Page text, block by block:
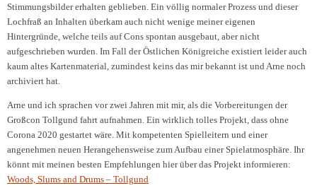
Stimmungsbilder erhalten geblieben. Ein völlig normaler Prozess und dieser
Lochfraß an Inhalten überkam auch nicht wenige meiner eigenen
Hintergründe, welche teils auf Cons spontan ausgebaut, aber nicht
aufgeschrieben wurden. Im Fall der Östlichen Königreiche existiert leider auch
kaum altes Kartenmaterial, zumindest keins das mir bekannt ist und Arne noch
archiviert hat.
Arne und ich sprachen vor zwei Jahren mit mir, als die Vorbereitungen der
Großcon Tollgund fahrt aufnahmen. Ein wirklich tolles Projekt, dass ohne
Corona 2020 gestartet wäre. Mit kompetenten Spielleitern und einer
angenehmen neuen Herangehensweise zum Aufbau einer Spielatmosphäre. Ihr
könnt mit meinen besten Empfehlungen hier über das Projekt informieren:
Woods, Slums and Drums – Tollgund